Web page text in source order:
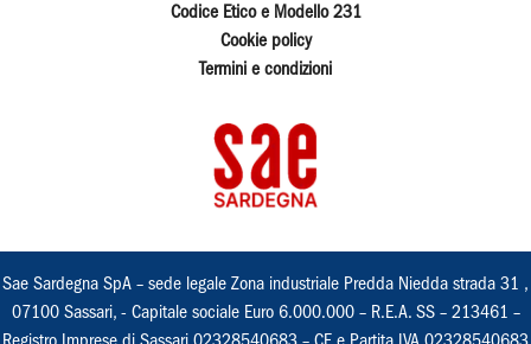
Codice Etico e Modello 231
Cookie policy
Termini e condizioni
Sae Sardegna SpA – sede legale Zona industriale Predda Niedda strada 31 ,
07100 Sassari, - Capitale sociale Euro 6.000.000 – R.E.A. SS – 213461 –